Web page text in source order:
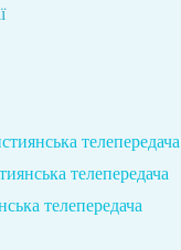
телепередача
телепередача
телепередача